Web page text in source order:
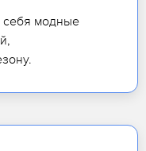
себя модные